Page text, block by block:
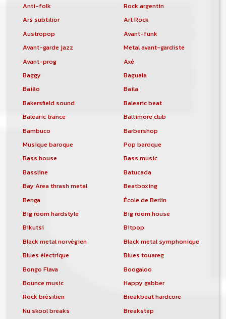
Anti-folk
Rock argentin
Ars subtilior
Art Rock
Austropop
Avant-funk
Avant-garde jazz
Metal avant-gardiste
Avant-prog
Axé
Baggy
Baguala
Baião
Baila
Bakersfield sound
Balearic beat
Balearic trance
Baltimore club
Bambuco
Barbershop
Musique baroque
Pop baroque
Bass house
Bass music
Bassline
Batucada
Bay Area thrash metal
Beatboxing
Benga
École de Berlin
Big room hardstyle
Big room house
Bikutsi
Bitpop
Black metal norvégien
Black metal symphonique
Blues électrique
Blues touareg
Bongo Flava
Boogaloo
Bounce music
Happy gabber
Rock brésilien
Breakbeat hardcore
Nu skool breaks
Breakstep